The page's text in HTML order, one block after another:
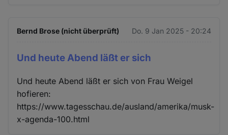
Bernd Brose (nicht überprüft) Do. 9 Jan 2025 - 20:24
Und heute Abend läßt er sich
Und heute Abend läßt er sich von Frau Weigel
hofieren:
https://www.tagesschau.de/ausland/amerika/musk-
x-agenda-100.html